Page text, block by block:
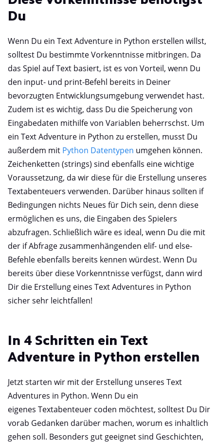
Du
Wenn Du ein Text Adventure in Python erstellen willst,
solltest Du bestimmte Vorkenntnisse mitbringen. Da
das Spiel auf Text basiert, ist es von Vorteil, wenn Du
den input- und print-Befehl bereits in Deiner
bevorzugten Entwicklungsumgebung verwendet hast.
Zudem ist es wichtig, dass Du die Speicherung von
Eingabedaten mithilfe von Variablen beherrschst. Um
ein Text Adventure in Python zu erstellen, musst Du
außerdem mit Python Datentypen umgehen können.
Zeichenketten (strings) sind ebenfalls eine wichtige
Voraussetzung, da wir diese für die Erstellung unseres
Textabenteuers verwenden. Darüber hinaus sollten if
Bedingungen nichts Neues für Dich sein, denn diese
ermöglichen es uns, die Eingaben des Spielers
abzufragen. Schließlich wäre es ideal, wenn Du die mit
der if Abfrage zusammenhängenden elif- und else-
Befehle ebenfalls bereits kennen würdest. Wenn Du
bereits über diese Vorkenntnisse verfügst, dann wird
Dir die Erstellung eines Text Adventures in Python
sicher sehr leichtfallen!
In 4 Schritten ein Text
Adventure in Python erstellen
Jetzt starten wir mit der Erstellung unseres Text
Adventures in Python. Wenn Du ein
eigenes Textabenteuer coden möchtest, solltest Du Dir
vorab Gedanken darüber machen, worum es inhaltlich
gehen soll. Besonders gut geeignet sind Geschichten,